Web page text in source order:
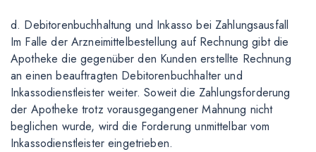
d. Debitorenbuchhaltung und Inkasso bei Zahlungsausfall
Im Falle der Arzneimittelbestellung auf Rechnung gibt die
Apotheke die gegenüber den Kunden erstellte Rechnung
an einen beauftragten Debitorenbuchhalter und
Inkassodienstleister weiter. Soweit die Zahlungsforderung
der Apotheke trotz vorausgegangener Mahnung nicht
beglichen wurde, wird die Forderung unmittelbar vom
Inkassodienstleister eingetrieben.